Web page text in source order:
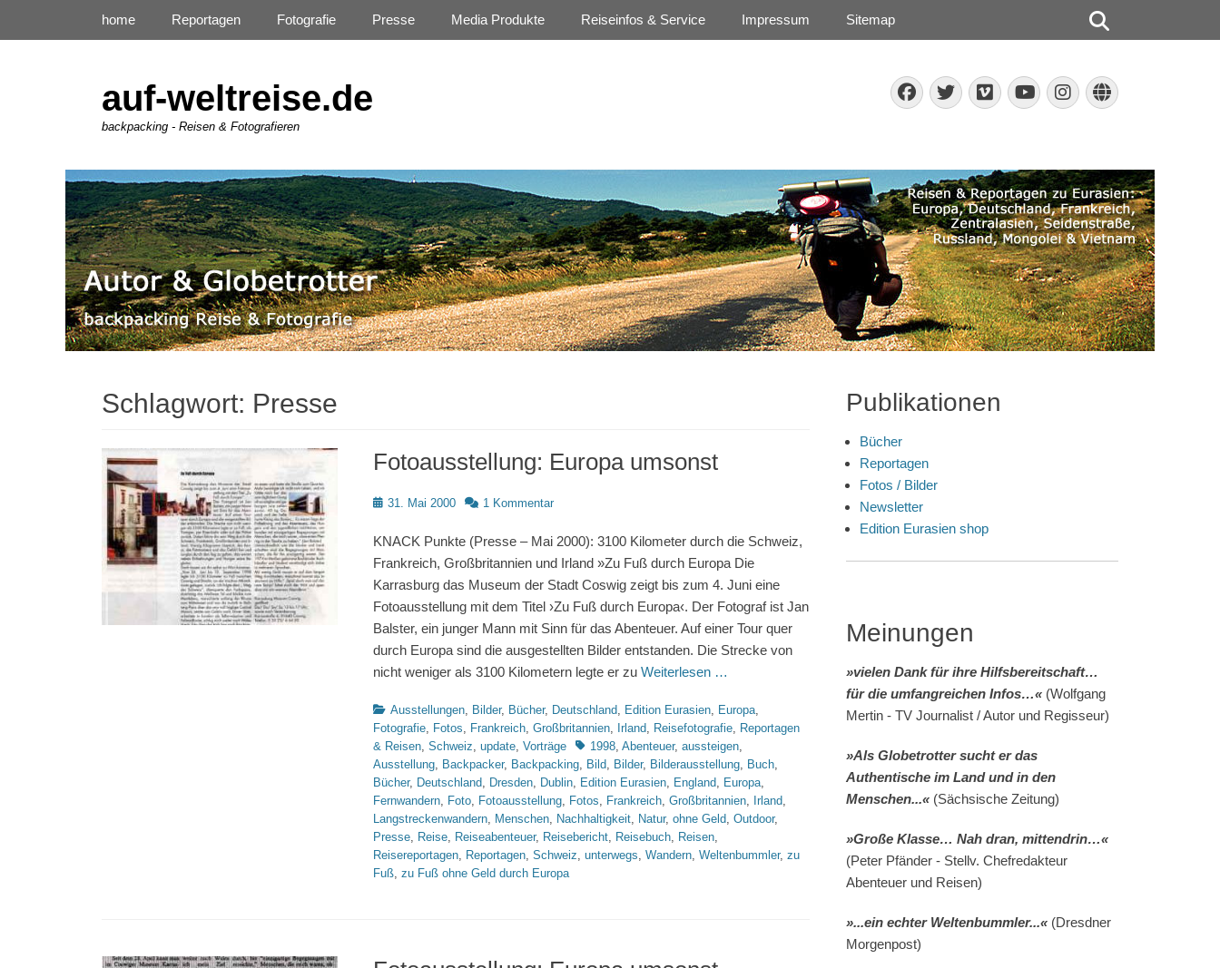
auf-weltreise.de
backpacking - Reisen & Fotografieren
Facebook
Twitter
Vimeo
YouTube
Instagram
Website
Primäres Menü
home Reportagen Fotografie Presse Media Produkte Reiseinfos & Service Impressum Sitemap
Schlagwort: Presse
Fotoausstellung: Europa umsonst
Posted
31. Mai 2000 1 Kommentar
KNACK Punkte (Presse – Mai 2000): 3100 Kilometer durch die Schweiz,
Frankreich, Großbritannien und Irland »Zu Fuß durch Europa Die
Karrasburg das Museum der Stadt Coswig zeigt bis zum 4. Juni eine
Fotoausstellung mit dem Titel ›Zu Fuß durch Europa‹. Der Fotograf ist Jan
Balster, ein junger Mann mit Sinn für das Abenteuer. Auf einer Tour quer
durch Europa sind die ausgestellten Bilder entstanden. Die Strecke von
nicht weniger als 3100 Kilometern legte er zu Weiterlesen …
Kategorien
Ausstellungen, Bilder, Bücher, Deutschland, Edition Eurasien, Europa,
Fotografie, Fotos, Frankreich, Großbritannien, Irland, Reisefotografie, Reportagen
& Reisen, Schweiz, update, Vorträge Schlagworte
1998, Abenteuer, aussteigen,
Ausstellung, Backpacker, Backpacking, Bild, Bilder, Bilderausstellung, Buch,
Bücher, Deutschland, Dresden, Dublin, Edition Eurasien, England, Europa,
Fernwandern, Foto, Fotoausstellung, Fotos, Frankreich, Großbritannien, Irland,
Langstreckenwandern, Menschen, Nachhaltigkeit, Natur, ohne Geld, Outdoor,
Presse, Reise, Reiseabenteuer, Reisebericht, Reisebuch, Reisen,
Reisereportagen, Reportagen, Schweiz, unterwegs, Wandern, Weltenbummler, zu
Fuß, zu Fuß ohne Geld durch Europa
Publikationen
Bücher
Reportagen
Fotos / Bilder
Newsletter
Edition Eurasien shop
Meinungen
»vielen Dank für ihre Hilfsbereitschaft…
für die umfangreichen Infos…« (Wolfgang
Mertin - TV Journalist / Autor und Regisseur)
»Als Globetrotter sucht er das
Authentische im Land und in den
Menschen...« (Sächsische Zeitung)
»Große Klasse… Nah dran, mittendrin…«
(Peter Pfänder - Stellv. Chefredakteur
Abenteuer und Reisen)
»...ein echter Weltenbummler...« (Dresdner
Morgenpost)